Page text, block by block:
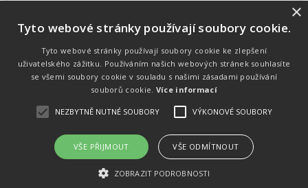
Pro měření, zpracování a publikaci výsledků
používáme software vyvinutý na zakázku. Lze
online publikovat výsledky komentátorovi na
obrazovky a s nepatrným zpožděním na
webových stránkách.
souhlasu zakázáno.
Zabýváme se časomírou, výsledkovým servisem na různých malých i velkých sportovních
akcích a také přímo pořádáním sportovních akcí.
×
Tyto webové stránky používají soubory cookie.
Tyto webové stránky používají soubory cookie ke zlepšení
uživatelského zážitku. Používáním našich webových stránek souhlasíte
se všemi soubory cookie v souladu s našimi zásadami používání
souborů cookie. Více informací
NEZBYTNĚ NUTNÉ SOUBORY VÝKONOVÉ SOUBORY
VŠE PŘIJMOUT VŠE ODMÍTNOUT
ZOBRAZIT PODROBNOSTI